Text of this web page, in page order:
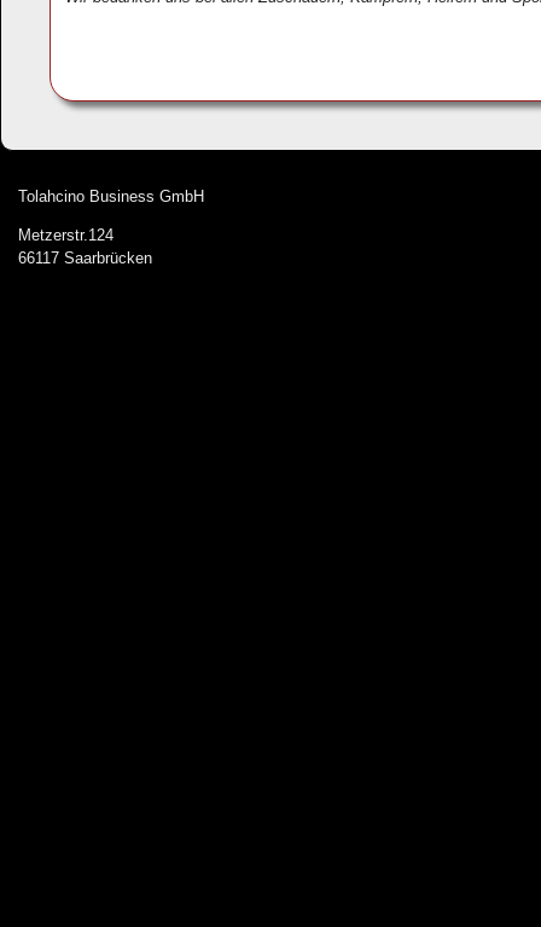
Tolahcino Business GmbH
Metzerstr.124
66117 Saarbrücken